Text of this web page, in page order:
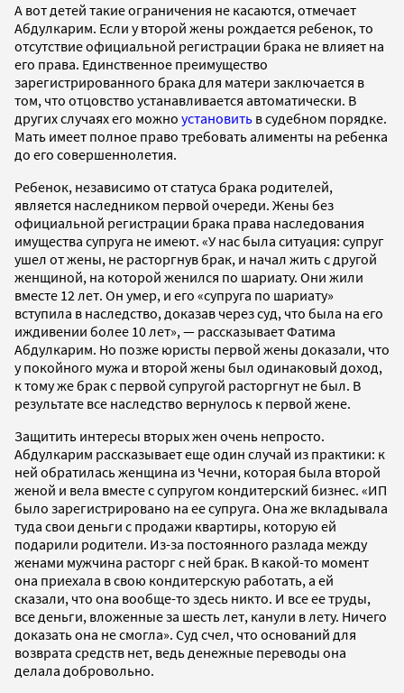
А вот детей такие ограничения не касаются, отмечает
Абдулкарим. Если у второй жены рождается ребенок, то
отсутствие официальной регистрации брака не влияет на
его права. Единственное преимущество
зарегистрированного брака для матери заключается в
том, что отцовство устанавливается автоматически. В
других случаях его можно установить в судебном порядке.
Мать имеет полное право требовать алименты на ребенка
до его совершеннолетия.
Ребенок, независимо от статуса брака родителей,
является наследником первой очереди. Жены без
официальной регистрации брака права наследования
имущества супруга не имеют. «У нас была ситуация: супруг
ушел от жены, не расторгнув брак, и начал жить с другой
женщиной, на которой женился по шариату. Они жили
вместе 12 лет. Он умер, и его «супруга по шариату»
вступила в наследство, доказав через суд, что была на его
иждивении более 10 лет», — рассказывает Фатима
Абдулкарим. Но позже юристы первой жены доказали, что
у покойного мужа и второй жены был одинаковый доход,
к тому же брак с первой супругой расторгнут не был. В
результате все наследство вернулось к первой жене.
Защитить интересы вторых жен очень непросто.
Абдулкарим рассказывает еще один случай из практики: к
ней обратилась женщина из Чечни, которая была второй
женой и вела вместе с супругом кондитерский бизнес. «ИП
было зарегистрировано на ее супруга. Она же вкладывала
туда свои деньги с продажи квартиры, которую ей
подарили родители. Из-за постоянного разлада между
женами мужчина расторг с ней брак. В какой-то момент
она приехала в свою кондитерскую работать, а ей
сказали, что она вообще-то здесь никто. И все ее труды,
все деньги, вложенные за шесть лет, канули в лету. Ничего
доказать она не смогла». Суд счел, что оснований для
возврата средств нет, ведь денежные переводы она
делала добровольно.